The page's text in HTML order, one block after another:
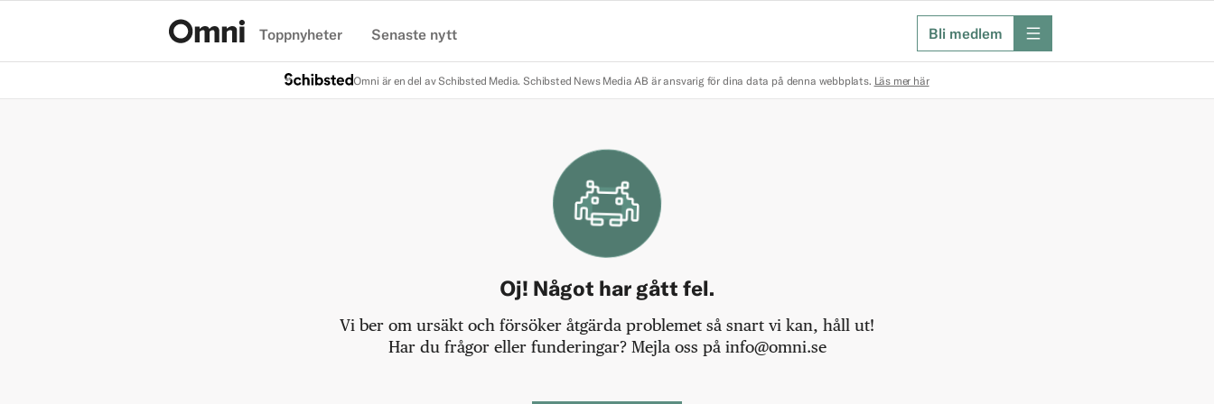
Toppnyheter Senaste nytt Bli medlem meny
Omni är en del av Schibsted Media. Schibsted News Media AB är ansvarig för dina data på denna webbplats. Läs mer här
Oj! Något har gått fel.
Vi ber om ursäkt och försöker åtgärda problemet så snart vi kan, håll ut!
Har du frågor eller funderingar? Mejla oss på info@omni.se